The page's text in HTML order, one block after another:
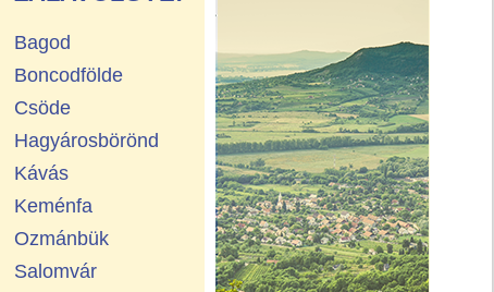
Bagod
Boncodfölde
Csöde
Hagyárosbörönd
Kávás
Keménfa
Ozmánbük
Salomvár